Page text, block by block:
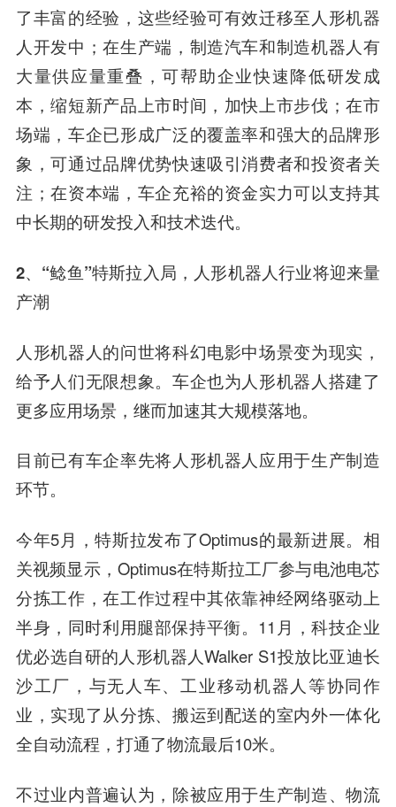
了丰富的经验，这些经验可有效迁移至人形机器
人开发中；在生产端，制造汽车和制造机器人有
大量供应量重叠，可帮助企业快速降低研发成
本，缩短新产品上市时间，加快上市步伐；在市
场端，车企已形成广泛的覆盖率和强大的品牌形
象，可通过品牌优势快速吸引消费者和投资者关
注；在资本端，车企充裕的资金实力可以支持其
中长期的研发投入和技术迭代。
2、“鲶鱼”特斯拉入局， 人形机器人行业将迎来量
产潮
人形机器人的问世将科幻电影中场景变为现实，
给予人们无限想象。车企也为人形机器人搭建了
更多应用场景，继而加速其大规模落地。
目前已有车企率先将人形机器人应用于生产制造
环节。
今年5月，特斯拉发布了Optimus的最新进展。相
关视频显示，Optimus在特斯拉工厂参与电池电芯
分拣工作，在工作过程中其依靠神经网络驱动上
半身，同时利用腿部保持平衡。11月，科技企业
优必选自研的人形机器人Walker S1投放比亚迪长
沙工厂，与无人车、工业移动机器人等协同作
业，实现了从分拣、搬运到配送的室内外一体化
全自动流程，打通了物流最后10米。
不过业内普遍认为，除被应用于生产制造、物流